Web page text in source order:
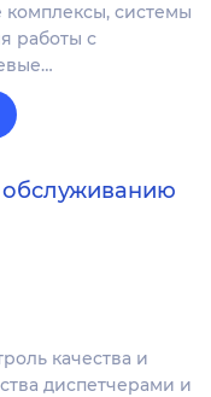
системы
работы с
качества и
диспетчерами и